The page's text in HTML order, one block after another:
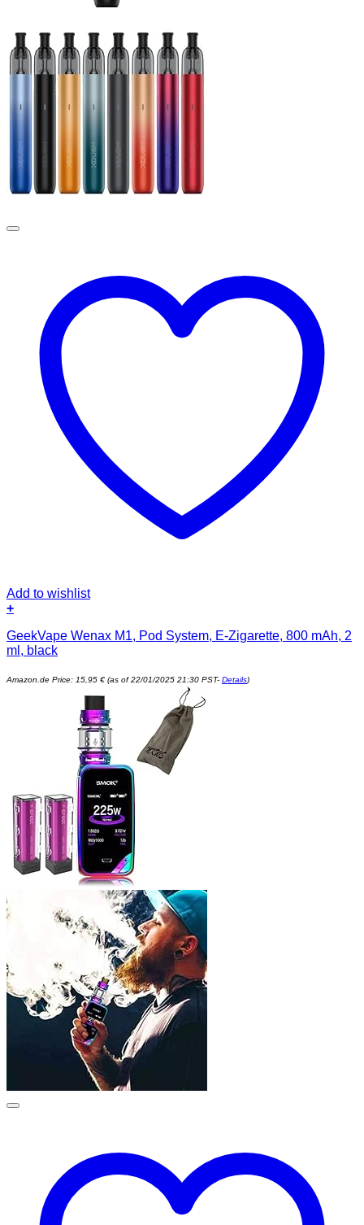
Add to wishlist
+
GeekVape Wenax M1, Pod System, E-Zigarette, 800 mAh, 2
ml, black
Amazon.de Price: 15,95 € (as of 22/01/2025 21:30 PST- Details)